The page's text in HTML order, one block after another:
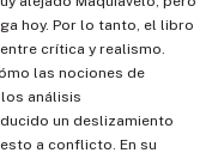
hoy. Por lo tanto, el libro
crítica y realismo.
las nociones de
análisis
un deslizamiento
a conflicto. En su